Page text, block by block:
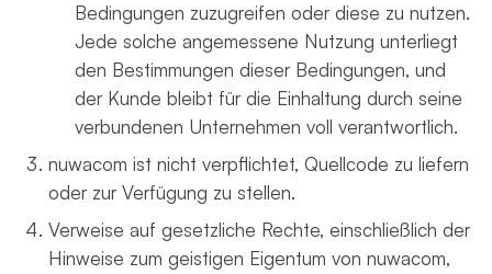
Bedingungen zuzugreifen oder diese zu nutzen.
Jede solche angemessene Nutzung unterliegt
den Bestimmungen dieser Bedingungen, und
der Kunde bleibt für die Einhaltung durch seine
verbundenen Unternehmen voll verantwortlich.
nuwacom ist nicht verpflichtet, Quellcode zu liefern
oder zur Verfügung zu stellen.
Verweise auf gesetzliche Rechte, einschließlich der
Hinweise zum geistigen Eigentum von nuwacom,